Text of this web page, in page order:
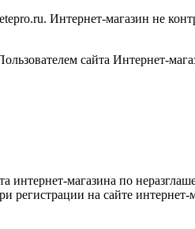
Интернет-магазин не
сайта Интернет-
интернет-магазина по
на сайте